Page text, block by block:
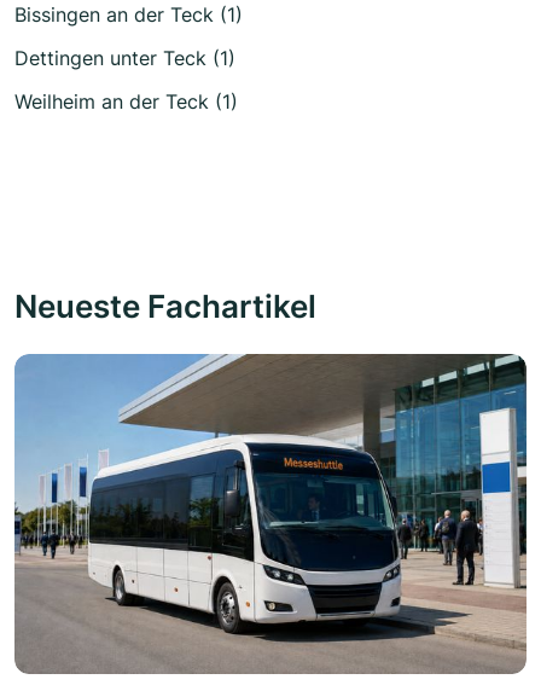
Bissingen an der Teck (1)
Dettingen unter Teck (1)
Weilheim an der Teck (1)
Neueste Fachartikel